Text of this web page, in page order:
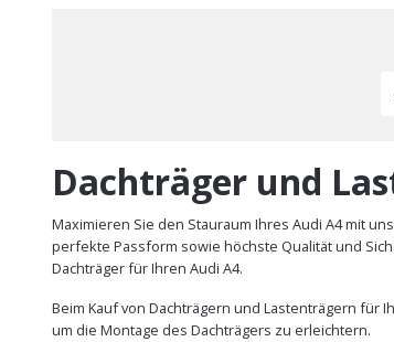
Dachträger und
Maximieren Sie den Stauraum Ihres Audi A4 mit
perfekte Passform sowie höchste Qualität und
Dachträger für Ihren Audi A4.
Beim Kauf von Dachträgern und Lastenträgern für
um die Montage des Dachträgers zu erleichtern.